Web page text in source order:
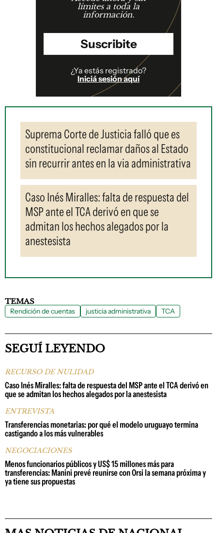
límites a toda la
información.
Suscribite
¿Ya estás registrado?
Iniciá sesión aquí
Suprema Corte de Justicia falló que es
constitucional reclamar daños al Estado
sin recurrir antes en la via administrativa
Caso Inés Miralles: falta de respuesta del
MSP ante el TCA derivó en que se
admitan los hechos alegados por la
anestesista
TEMAS
Rendición de cuentas justicia administrativa TCA
SEGUÍ LEYENDO
RECURSO DE NULIDAD
Caso Inés Miralles: falta de respuesta del MSP ante el TCA derivó en
que se admitan los hechos alegados por la anestesista
ENTREVISTA
Transferencias monetarias: por qué el modelo uruguayo termina
castigando a los más vulnerables
NEGOCIACIONES
Menos funcionarios públicos y US$ 15 millones más para
transferencias: Manini prevé reunirse con Orsi la semana próxima y
ya tiene sus propuestas